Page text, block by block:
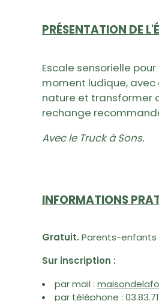
PRÉSENTATION DE
Escale sensorielle
moment ludique,
nature et transformer
rechange
Avec le Truck à Sons.
INFORMATIONS
Gratuit. Parents-enfants
Sur inscription :
par mail :
par téléphone :